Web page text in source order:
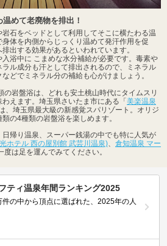
温めて老廃物を排出！
岩石をベッドとして利用してそこに横たわる温
体を内側からじっくり温めて発汗作用を促
出する効果があるといわれています。
浴中に こまめな水分補給が必要です。毒素や
ル成分も汗として排出されるので、ミネラル
どでミネラル分の補給も心がけましょう。
の岩盤浴は、どれも安土桃山時代にタイムスリ
えます。埼玉県さいたま市にある「 美楽温泉
、埼玉県最大級の新感覚スパリゾート。オリジ
の4種類の岩盤浴を楽しめます。
帰り温泉、スーパー銭湯の中でも特に人気が
ホテル 西の屋別館 武芸川温泉)、 倉知温泉 マー
は足を運んでみてください。
ティ温泉年間ランキング2025
の中から頂点に選ばれた、2025年の人